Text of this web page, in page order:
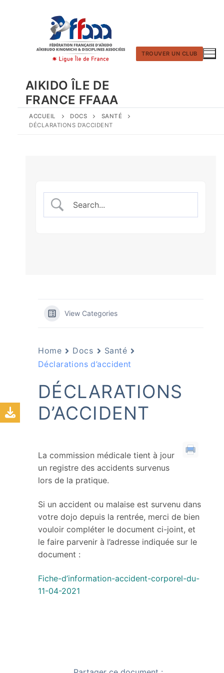
AIKIDO ÎLE DE
FRANCE FFAAA
TROUVER UN CLUB
ACCUEIL DOCS
SANTÉ
DÉCLARATIONS D’ACCIDENT
View Categories
Home Docs
Santé
Déclarations d’accident
DÉCLARATIONS
D’ACCIDENT
La commission médicale tient à jour
un registre des accidents survenus
lors de la pratique.
Si un accident ou malaise est survenu dans
votre dojo depuis la rentrée, merci de bien
vouloir compléter le document ci-joint, et
le faire parvenir à l’adresse indiquée sur le
document :
Fiche-d’information-accident-corporel-du-
11-04-2021